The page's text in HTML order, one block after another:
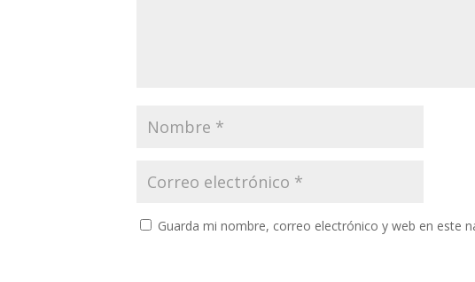
Guarda mi nombre, correo electrónico y web en este